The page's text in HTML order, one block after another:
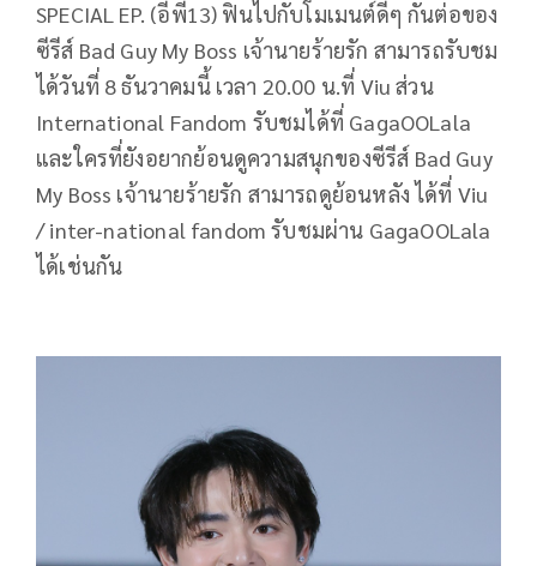
SPECIAL EP. (อีพี13) ฟินไปกับโมเมนต์ดีๆ กันต่อของ
ซีรีส์ Bad Guy My Boss เจ้านายร้ายรัก สามารถรับชม
ได้วันที่ 8 ธันวาคมนี้ เวลา 20.00 น.ที่ Viu ส่วน
International Fandom รับชมได้ที่ GagaOOLala
และใครที่ยังอยากย้อนดูความสนุกของซีรีส์ Bad Guy
My Boss เจ้านายร้ายรัก สามารถดูย้อนหลัง ได้ที่ Viu
/ inter-national fandom รับชมผ่าน GagaOOLala
ได้เช่นกัน